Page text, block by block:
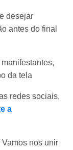
desejar
antes do final
da tela
redes sociais,
a
nos unir